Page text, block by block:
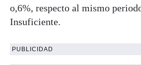
o,6%, respecto al mismo
Insuficiente.
PUBLICIDAD